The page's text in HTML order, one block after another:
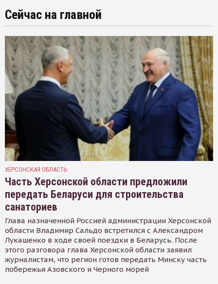
Сейчас на главной
ХЕРСОНСКАЯ ОБЛАСТЬ
Часть Херсонской области предложили
передать Беларуси для строительства
санаториев
Глава назначенной Россией администрации Херсонской
области Владимир Сальдо встретился с Александром
Лукашенко в ходе своей поездки в Беларусь. После
этого разговора глава Херсонской области заявил
журналистам, что регион готов передать Минску часть
побережья Азовского и Черного морей